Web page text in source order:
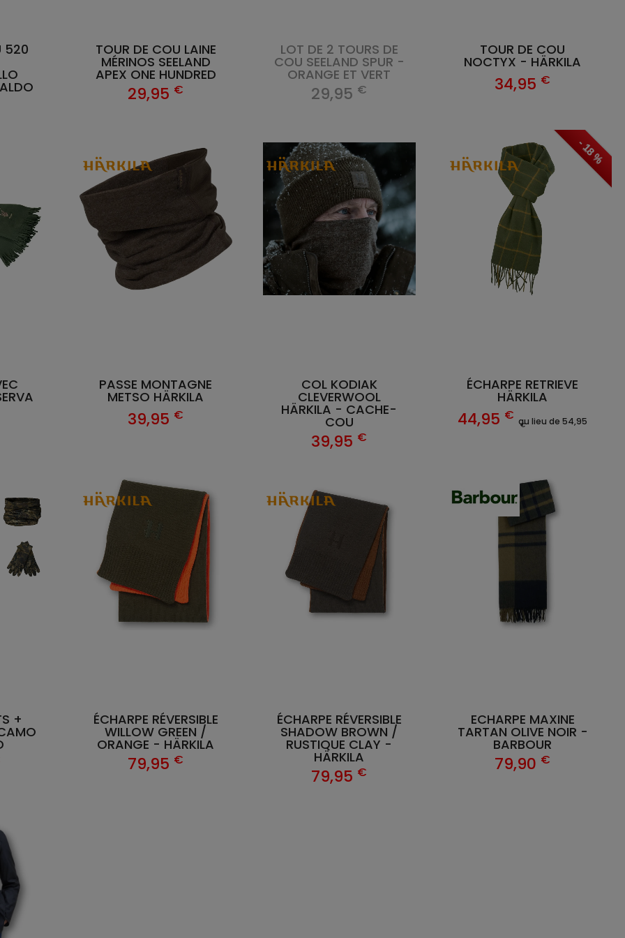
PASSE MONTAGNE
METSO HÄRKILA
39,95 €
- 18 %
ÉCHARPE RETRIEVE
HÄRKILA
44,95 € au lieu de 54,95
€
520
+ ÉCHARPE RÉVERSIBLE
WILLOW GREEN /
ORANGE - HÄRKILA
79,95 €
ÉCHARPE RÉVERSIBLE
SHADOW BROWN /
RUSTIQUE CLAY -
HÄRKILA
79,95 €
ECHARPE MAXINE
TARTAN OLIVE NOIR -
BARBOUR
79,90 €
TOUR DE COU
NOCTYX - HÄRKILA
34,95 €
TOUR DE COU LAINE
MÉRINOS SEELAND
APEX ONE HUNDRED
29,95 €
LOT DE 2 TOURS DE
COU SEELAND SPUR -
ORANGE ET VERT
29,95 €
COL KODIAK
CLEVERWOOL
HÄRKILA - CACHE-
COU
39,95 €